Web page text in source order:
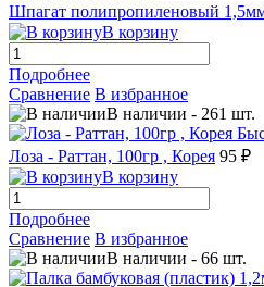
Шпагат полипропиленовый
В корзину
Подробнее
Сравнение В избранное
В наличии - 261 шт.
Лоза - Раттан, 100гр , Корея 95 ₽
В корзину
Подробнее
Сравнение В избранное
В наличии - 66 шт.